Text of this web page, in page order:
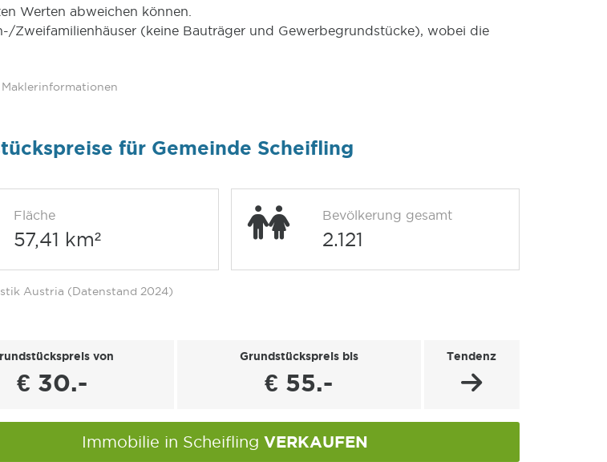
Werten abweichen können.
Zweifamilienhäuser (keine Bauträger und Gewerbegrundstücke), wobei die
für Gemeinde Scheifling
Fläche
57,41 km²
Bevölkerung gesamt
2.121
Austria (Datenstand 2024)
von
€ 30.-
Grundstückspreis bis
€ 55.-
Tendenz
Immobilie in Scheifling VERKAUFEN